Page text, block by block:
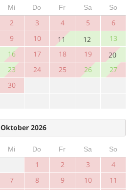
Mi Do Fr Sa
So
2 3 4 5 6
9 10 11 12 13
16 17 18 19 20
23 24 25 26 27
30
Oktober 2026
Mi Do Fr Sa
So
1 2 3 4
7 8 9 10 11